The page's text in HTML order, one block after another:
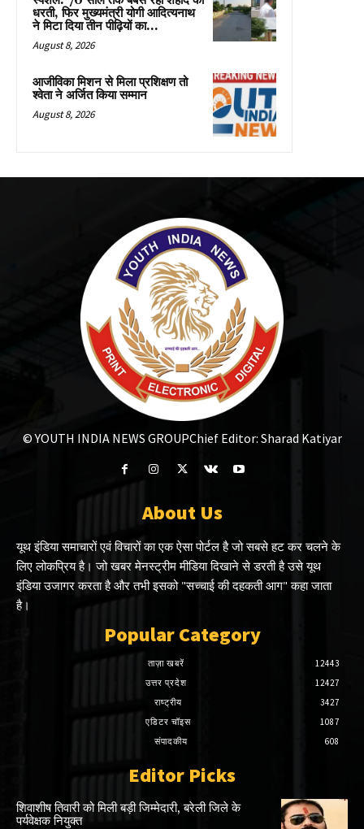
धरती, फिर मुख्यमंत्री योगी आदित्यनाथ
ने मिटा दिया तीन पीढ़ियों का...
August 8, 2026
आजीविका मिशन से मिला प्रशिक्षण तो
श्वेता ने अर्जित किया सम्मान
August 8, 2026
© YOUTH INDIA NEWS GROUPChief Editor: Sharad Katiyar
About Us
यूथ इंडिया समाचारों एवं विचारों का एक ऐसा पोर्टल है जो सबसे हट कर चलने के
लिए लोकप्रिय है। जो खबर मेनस्ट्रीम मीडिया दिखाने से डरती है उसे यूथ
इंडिया उजागर करता है और तभी इसको "सच्चाई की दहकती आग" कहा जाता
है।
Popular Category
ताज़ा खबरें
12443
उत्तर प्रदेश
12427
राष्ट्रीय
3427
एडिटर चॉइस
1087
संपादकीय
608
Editor Picks
शिवाशीष तिवारी को मिली बड़ी जिम्मेदारी, बरेली जिले के
पर्यवेक्षक नियुक्त